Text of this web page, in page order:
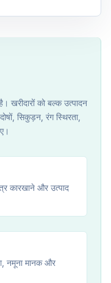
खरीदारों को बल्क उत्पादन
सिकुड़न, रंग स्थिरता,
कारखाने और उत्पाद
नमूना मानक और